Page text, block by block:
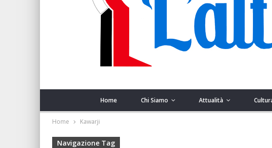
Home Chi Siamo Attualità
Home Kawarji
Navigazione Tag